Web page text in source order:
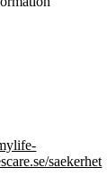
saekerhet